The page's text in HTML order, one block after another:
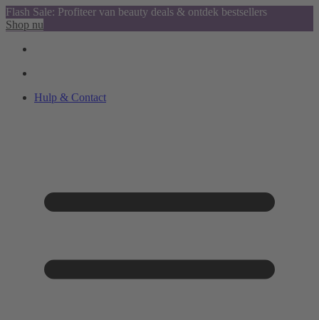
Flash Sale: Profiteer van beauty deals & ontdek bestsellers
Shop nu
Hulp & Contact